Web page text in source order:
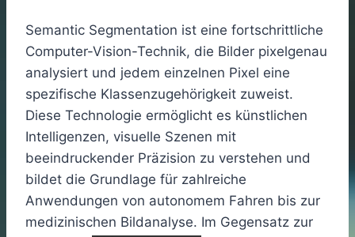
Semantic Segmentation ist eine fortschrittliche
Computer-Vision-Technik, die Bilder pixelgenau
analysiert und jedem einzelnen Pixel eine
spezifische Klassenzugehörigkeit zuweist.
Diese Technologie ermöglicht es künstlichen
Intelligenzen, visuelle Szenen mit
beeindruckender Präzision zu verstehen und
bildet die Grundlage für zahlreiche
Anwendungen von autonomem Fahren bis zur
medizinischen Bildanalyse. Im Gegensatz zur